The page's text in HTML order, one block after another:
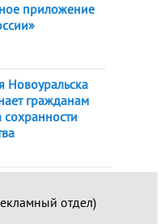
приложение
Новоуральска
гражданам
сохранности
отдел)